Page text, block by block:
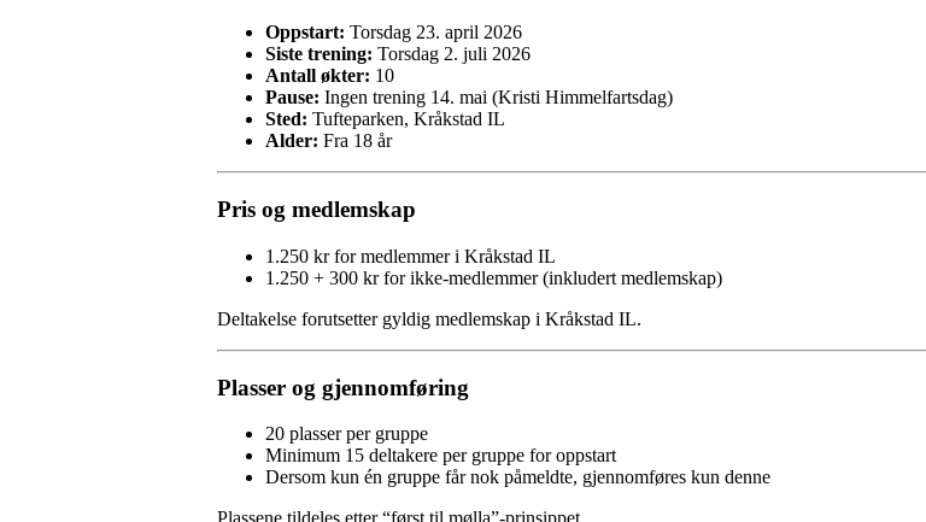
Oppstart: Torsdag 23. april 2026
Siste trening: Torsdag 2. juli 2026
Antall økter: 10
Pause: Ingen trening 14. mai (Kristi Himmelfartsdag)
Sted: Tufteparken, Kråkstad IL
Alder: Fra 18 år
Pris og medlemskap
1.250 kr for medlemmer i Kråkstad IL
1.250 + 300 kr for ikke-medlemmer (inkludert medlemskap)
Deltakelse forutsetter gyldig medlemskap i Kråkstad IL.
Plasser og gjennomføring
20 plasser per gruppe
Minimum 15 deltakere per gruppe for oppstart
Dersom kun én gruppe får nok påmeldte, gjennomføres kun denne